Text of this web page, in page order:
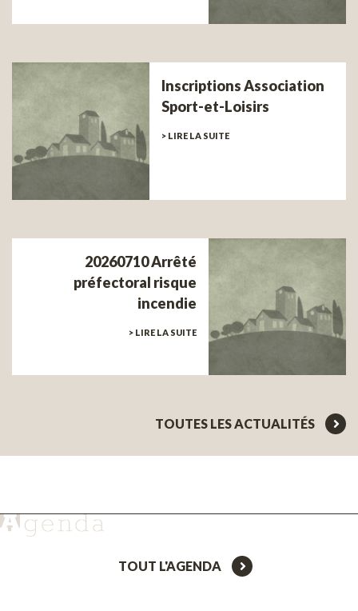
Inscriptions Association
Sport-et-Loisirs
> LIRE LA SUITE
20260710 Arrêté
préfectoral risque
incendie
> LIRE LA SUITE
TOUTES LES ACTUALITÉS
TOUT L'AGENDA